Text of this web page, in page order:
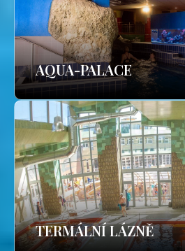
AQUA-PALACE
TERMÁLNÍ LÁZNĚ